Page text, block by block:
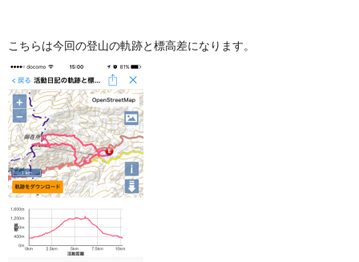
こちらは今回の登山の軌跡と標高差になります。